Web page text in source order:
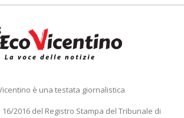
Vicentino è una testata giornalistica
2016 del Registro Stampa del Tribunale di